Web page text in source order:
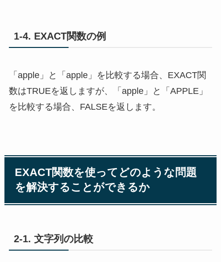
1-4. EXACT関数の例
「apple」と「apple」を比較する場合、EXACT関
数はTRUEを返しますが、「apple」と「APPLE」
を比較する場合、FALSEを返します。
EXACT関数を使ってどのような問題
を解決することができるか
2-1. 文字列の比較